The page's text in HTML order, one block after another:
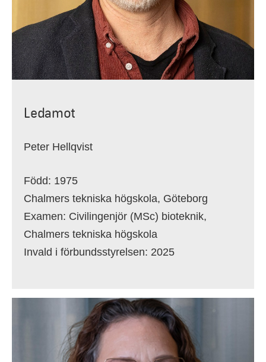
Ledamot
Peter Hellqvist
Född: 1975
Chalmers tekniska högskola, Göteborg
Examen: Civilingenjör (MSc) bioteknik,
Chalmers tekniska högskola
Invald i förbundsstyrelsen: 2025